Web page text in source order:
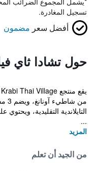
تسجيل المغادرة.
أفضل سعر مضمون
حول تشادا ثاي
...
المزيد
من الجيد أن تعلم